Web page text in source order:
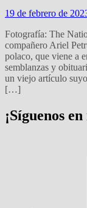
19 de febrero de
Fotografía: The
compañero Ariel
polaco, que viene a
semblanzas y
un viejo artículo
[…]
¡Síguenos